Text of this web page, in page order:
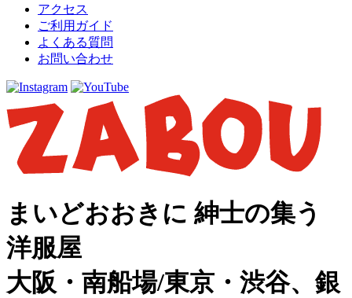
アクセス
ご利用ガイド
よくある質問
お問い合わせ
まいどおおきに 紳士の集う
洋服屋
大阪・南船場/東京・渋谷、銀